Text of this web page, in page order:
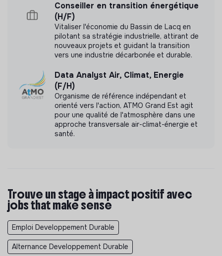
Documents
N'a pas encore communiqué de documents de
transparence
Conseiller en transition énergétique
(H/F)
Vitaliser l'économie du Bassin de Lacq en
pilotant sa stratégie industrielle, attirant de
nouveaux projets et guidant la transition
vers une industrie décarbonée et durable.
Data Analyst Air, Climat, Energie
(F/H)
Organisme de référence indépendant et
orienté vers l'action, ATMO Grand Est agit
pour une qualité de l'atmosphère dans une
approche transversale air-climat-énergie et
santé.
Trouve un stage à impact positif avec
jobs that make sense
Emploi Developpement Durable
Alternance Developpement Durable